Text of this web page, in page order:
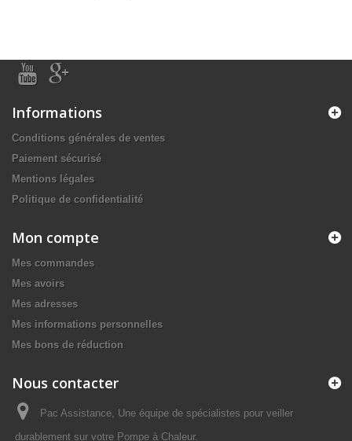
Informations
Conditions générales de ventes
Paiement sécurisé
Mentions légales
Politique de confidentialité
Mon compte
Mes commandes
Mes avoirs
Mes adresses
Mes informations personnelles
Mes bons de réduction
Nous contacter
Pac Assistance, Une équipe de spécialistes pour veiller
durablement sur votre Pompe à Chaleur.